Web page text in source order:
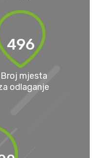
496
Broj mjesta
odlaganje